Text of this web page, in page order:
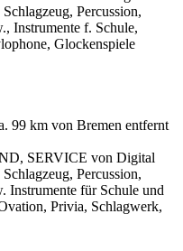
Percussion,
Instrumente f. Schule,
Glockenspiele
99 km von Bremen entfernt
SERVICE von Digital
Percussion,
Instrumente für Schule und
Privia, Schlagwerk,